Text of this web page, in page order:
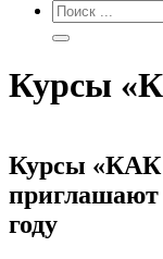
Курсы
Курсы
приглашают
году